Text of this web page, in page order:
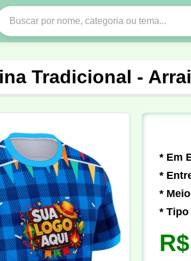
Católica
Pedagogia Biologia
Tradicional -
* Em
*
*
* Tipo